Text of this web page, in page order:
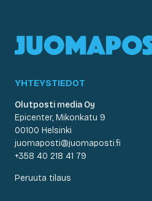
YHTEYSTIEDOT
Olutposti media Oy
Epicenter, Mikonkatu 9
00100 Helsinki
juomaposti@juomaposti.fi
+358 40 218 41 79
Peruuta tilaus